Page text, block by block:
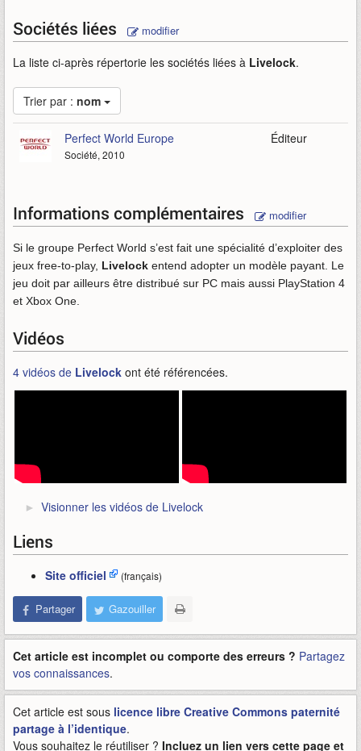
Sociétés liées modifier
La liste ci-après répertorie les sociétés liées à Livelock.
Trier par : nom
Perfect World Europe
Société, 2010
Éditeur
Informations complémentaires modifier
Si le groupe Perfect World s’est fait une spécialité d’exploiter des
jeux free-to-play, Livelock entend adopter un modèle payant. Le
jeu doit par ailleurs être distribué sur PC mais aussi PlayStation 4
et Xbox One.
Vidéos
4 vidéos de Livelock ont été référencées.
Visionner les vidéos de Livelock
Liens
Site officiel (français)
Partager Gazouiller
Cet article est incomplet ou comporte des erreurs ? Partagez
vos connaissances.
Cet article est sous licence libre Creative Commons paternité
partage à l’identique.
Vous souhaitez le réutiliser ? Incluez un lien vers cette page et